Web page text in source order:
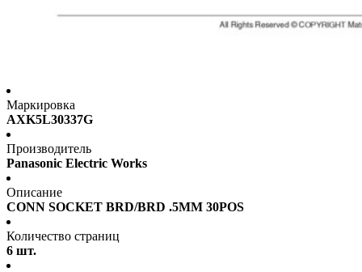
Маркировка
AXK5L30337G
Производитель
Panasonic Electric Works
Описание
CONN SOCKET BRD/BRD .5MM 30POS
Количество страниц
6 шт.